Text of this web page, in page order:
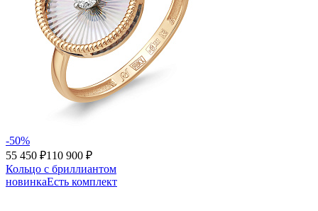
-50%
55 450 ₽110 900 ₽
Кольцо с бриллиантом
новинкаЕсть комплект